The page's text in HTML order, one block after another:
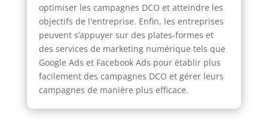
optimiser les campagnes DCO et atteindre les
objectifs de l'entreprise. Enfin, les entreprises
peuvent s’appuyer sur des plates-formes et
des services de marketing numérique tels que
Google Ads et Facebook Ads pour établir plus
facilement des campagnes DCO et gérer leurs
campagnes de manière plus efficace.